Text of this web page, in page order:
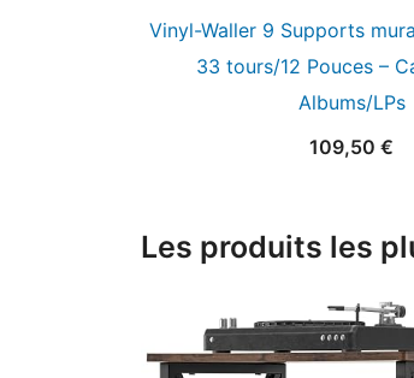
Vinyl-Waller 9 Supports
33 tours/12 Pouces –
Albums/LPs
109,50 €
Les produits les